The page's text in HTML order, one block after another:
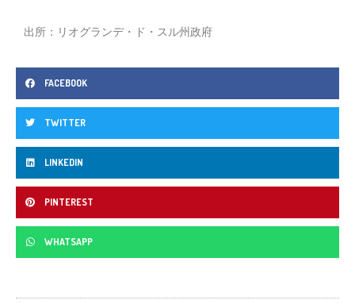
出所：リオグランデ・ド・スル州政府
FACEBOOK
TWITTER
LINKEDIN
PINTEREST
WHATSAPP